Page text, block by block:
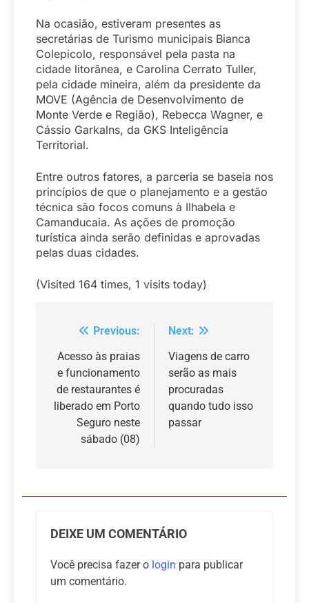
Na ocasião, estiveram presentes as
secretárias de Turismo municipais Bianca
Colepicolo, responsável pela pasta na
cidade litorânea, e Carolina Cerrato Tuller,
pela cidade mineira, além da presidente da
MOVE (Agência de Desenvolvimento de
Monte Verde e Região), Rebecca Wagner, e
Cássio Garkalns, da GKS Inteligência
Territorial.
Entre outros fatores, a parceria se baseia nos
princípios de que o planejamento e a gestão
técnica são focos comuns à Ilhabela e
Camanducaia. As ações de promoção
turística ainda serão definidas e aprovadas
pelas duas cidades.
(Visited 164 times, 1 visits today)
Navegação
de
Post
Previous:
Acesso às praias
e funcionamento
de restaurantes é
liberado em Porto
Seguro neste
sábado (08)
Next:
Viagens de carro
serão as mais
procuradas
quando tudo isso
passar
DEIXE UM COMENTÁRIO
Você precisa fazer o login para publicar
um comentário.